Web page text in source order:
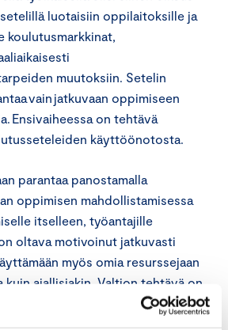
luotaisiin oppilaitoksille ja
koulutusmarkkinat,
muutoksiin. Setelin
vain jatkuvaan oppimiseen
Ensivaiheessa on tehtävä
käyttöönotosta.
parantaa panostamalla
oppimisen mahdollistamisessa
itselleen, työantajille
oltava motivoinut jatkuvasti
myös omia resurssejaan
kuin ajallisiakin. Valtion tehtävä on
ja tukea tarjonnan syntymistä”,